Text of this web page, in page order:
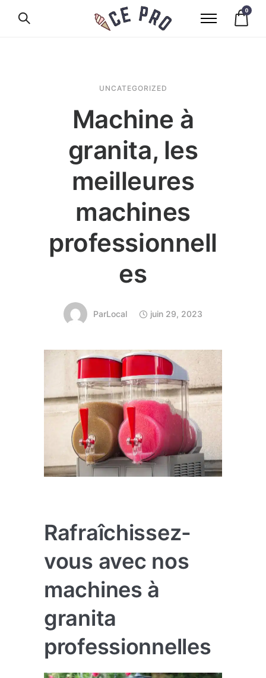
0
UNCATEGORIZED
Machine à
granita, les
meilleures
machines
professionnell
es
ParLocal juin 29, 2023
Rafraîchissez-
vous avec nos
machines à
granita
professionnelles